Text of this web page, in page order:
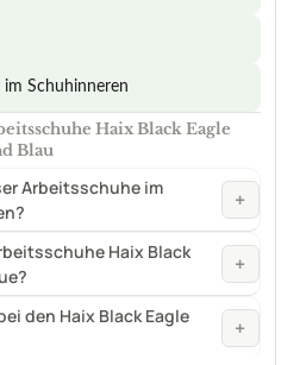
im Schuhinneren
Haix Black Eagle
Blau
Arbeitsschuhe im
+
Haix Black
+
den Haix Black Eagle
+